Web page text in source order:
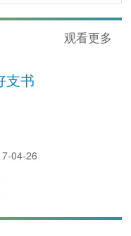
观看更多
支书
04-26